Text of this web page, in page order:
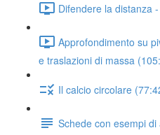
Difendere la distanza
Approfondimento su
e traslazioni di massa
Il calcio circolare
Schede con esempi di